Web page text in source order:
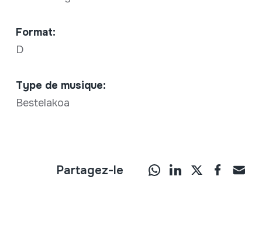
Format:
D
Type de musique:
Bestelakoa
Partagez-le